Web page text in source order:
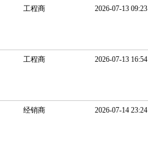
工程商 2026-07-13 09:23
工程商 2026-07-13 16:54
经销商 2026-07-14 23:24